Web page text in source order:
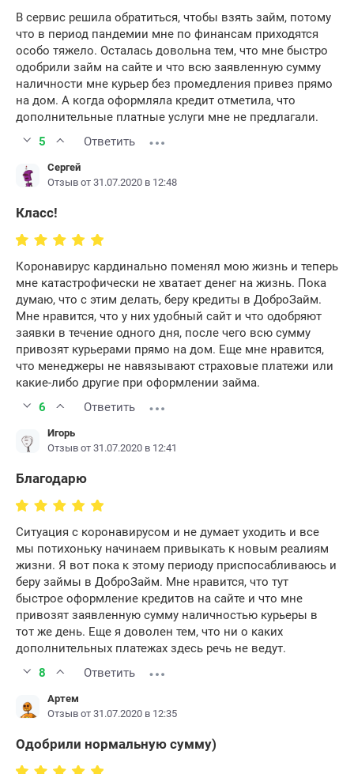
В сервис решила обратиться, чтобы взять займ, потому
что в период пандемии мне по финансам приходятся
особо тяжело. Осталась довольна тем, что мне быстро
одобрили займ на сайте и что всю заявленную сумму
наличности мне курьер без промедления привез прямо
на дом. А когда оформляла кредит отметила, что
дополнительные платные услуги мне не предлагали.
5
Ответить
Сергей
Отзыв от 31.07.2020 в 12:48
Класс!
Коронавирус кардинально поменял мою жизнь и теперь
мне катастрофически не хватает денег на жизнь. Пока
думаю, что с этим делать, беру кредиты в ДоброЗайм.
Мне нравится, что у них удобный сайт и что одобряют
заявки в течение одного дня, после чего всю сумму
привозят курьерами прямо на дом. Еще мне нравится,
что менеджеры не навязывают страховые платежи или
какие-либо другие при оформлении займа.
6
Ответить
Игорь
Отзыв от 31.07.2020 в 12:41
Благодарю
Ситуация с коронавирусом и не думает уходить и все
мы потихоньку начинаем привыкать к новым реалиям
жизни. Я вот пока к этому периоду приспосабливаюсь и
беру займы в ДоброЗайм. Мне нравится, что тут
быстрое оформление кредитов на сайте и что мне
привозят заявленную сумму наличностью курьеры в
тот же день. Еще я доволен тем, что ни о каких
дополнительных платежах здесь речь не ведут.
8
Ответить
Артем
Отзыв от 31.07.2020 в 12:35
Одобрили нормальную сумму)